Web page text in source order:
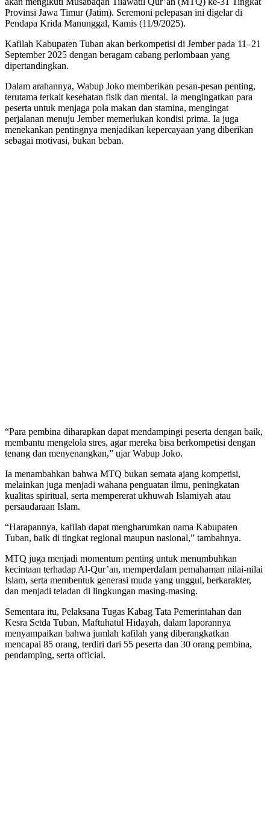
Provinsi Jawa Timur (Jatim). Seremoni pelepasan ini digelar di
Pendapa Krida Manunggal, Kamis (11/9/2025).
Kafilah Kabupaten Tuban akan berkompetisi di Jember pada 11–21
September 2025 dengan beragam cabang perlombaan yang
dipertandingkan.
Dalam arahannya, Wabup Joko memberikan pesan-pesan penting,
terutama terkait kesehatan fisik dan mental. Ia mengingatkan para
peserta untuk menjaga pola makan dan stamina, mengingat
perjalanan menuju Jember memerlukan kondisi prima. Ia juga
menekankan pentingnya menjadikan kepercayaan yang diberikan
sebagai motivasi, bukan beban.
“Para pembina diharapkan dapat mendampingi peserta dengan baik,
membantu mengelola stres, agar mereka bisa berkompetisi dengan
tenang dan menyenangkan,” ujar Wabup Joko.
Ia menambahkan bahwa MTQ bukan semata ajang kompetisi,
melainkan juga menjadi wahana penguatan ilmu, peningkatan
kualitas spiritual, serta mempererat ukhuwah Islamiyah atau
persaudaraan Islam.
“Harapannya, kafilah dapat mengharumkan nama Kabupaten
Tuban, baik di tingkat regional maupun nasional,” tambahnya.
MTQ juga menjadi momentum penting untuk menumbuhkan
kecintaan terhadap Al-Qur’an, memperdalam pemahaman nilai-nilai
Islam, serta membentuk generasi muda yang unggul, berkarakter,
dan menjadi teladan di lingkungan masing-masing.
Sementara itu, Pelaksana Tugas Kabag Tata Pemerintahan dan
Kesra Setda Tuban, Maftuhatul Hidayah, dalam laporannya
menyampaikan bahwa jumlah kafilah yang diberangkatkan
mencapai 85 orang, terdiri dari 55 peserta dan 30 orang pembina,
pendamping, serta official.